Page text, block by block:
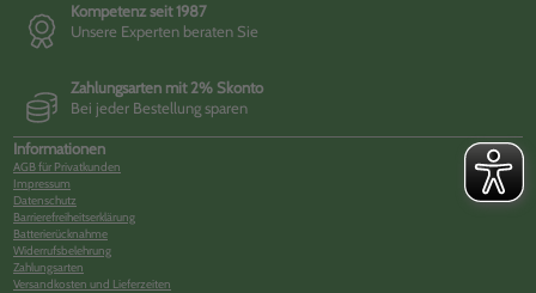
Kompetenz seit 1987
Unsere Experten beraten Sie
Zahlungsarten mit 2% Skonto
Bei jeder Bestellung sparen
Informationen
AGB für Privatkunden
Impressum
Datenschutz
Barrierefreiheitserklärung
Batterierücknahme
Widerrufsbelehrung
Zahlungsarten
Versandkosten und Lieferzeiten